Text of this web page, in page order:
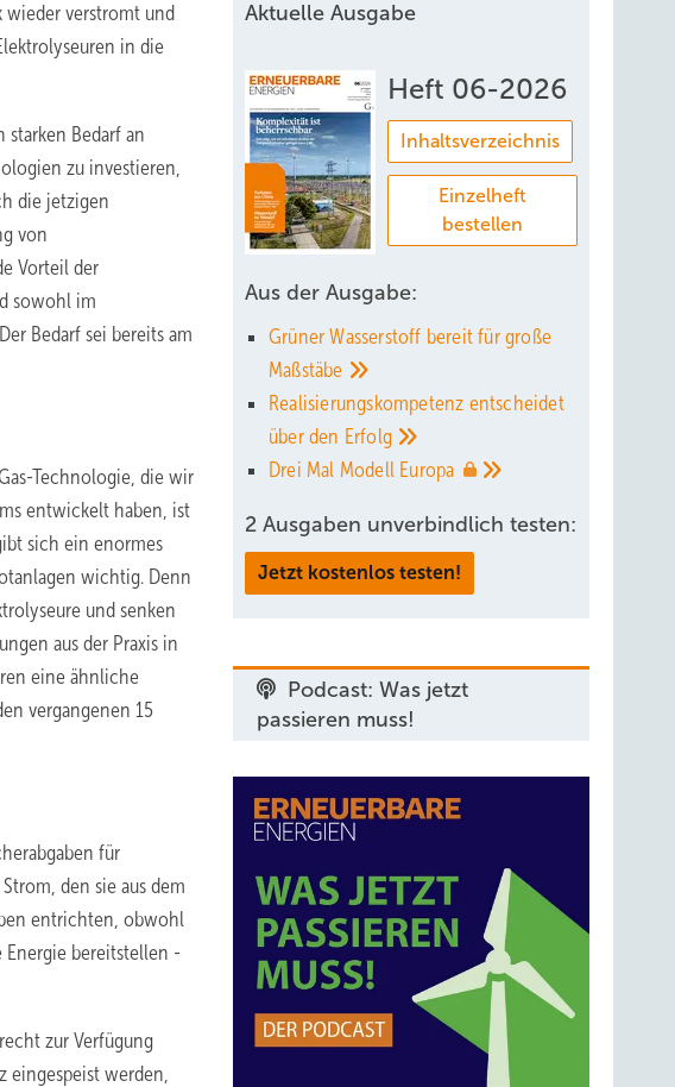
wieder verstromt und
in die
Bedarf an
zu investieren,
die jetzigen
von
Vorteil der
sowohl im
Bedarf sei bereits am
Technologie, die wir
entwickelt haben, ist
sich ein enormes
wichtig. Denn
und senken
aus der Praxis in
eine ähnliche
vergangenen 15
für
den sie aus dem
entrichten, obwohl
bereitstellen -
zur Verfügung
eingespeist werden,
Aktuelle Ausgabe
Heft 06-2026
Inhaltsverzeichnis
Einzelheft
bestellen
Aus der Ausgabe:
Grüner Wasserstoff bereit für große
Maßstäbe
Realisierungskompetenz entscheidet
über den Erfolg
Drei Mal Modell Europa
2 Ausgaben unverbindlich testen:
Jetzt kostenlos testen!
Podcast: Was jetzt
passieren muss!